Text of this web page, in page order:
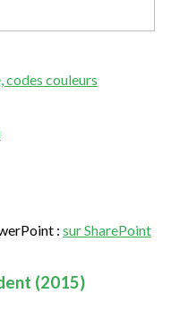
couleurs
: sur SharePoint
(2015)